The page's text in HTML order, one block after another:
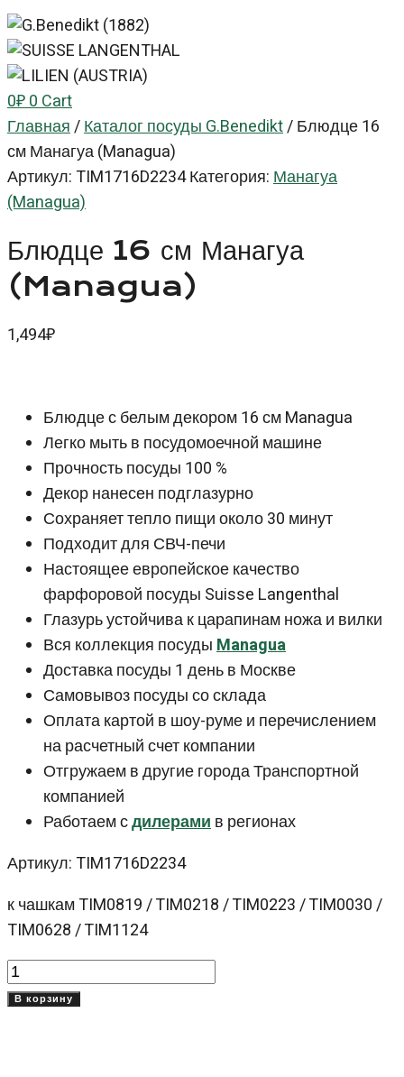
0₽0Cart
Главная/Каталог посуды G.Benedikt/Блюдце 16
см Манагуа (Managua)
Артикул: TIM1716D2234Категория:Манагуа
(Managua)
Блюдце 16 см Манагуа
(Managua)
1,494₽
Блюдце с белым декором 16 см Managua
Легко мыть в посудомоечной машине
Прочность посуды 100 %
Декор нанесен подглазурно
Сохраняет тепло пищи около 30 минут
Подходит для СВЧ-печи
Настоящее европейское качество
фарфоровой посуды Suisse Langenthal
Глазурь устойчива к царапинам ножа и вилки
Вся коллекция посудыManagua
Доставка посуды 1 день в Москве
Самовывоз посуды со склада
Оплата картой в шоу-руме и перечислением
на расчетный счет компании
Отгружаем в другие города Транспортной
компанией
Работаем сдилерамив регионах
Артикул: TIM1716D2234
к чашкам TIM0819 / TIM0218 / TIM0223 / TIM0030 /
TIM0628 / TIM1124
Количество
товара
В корзину